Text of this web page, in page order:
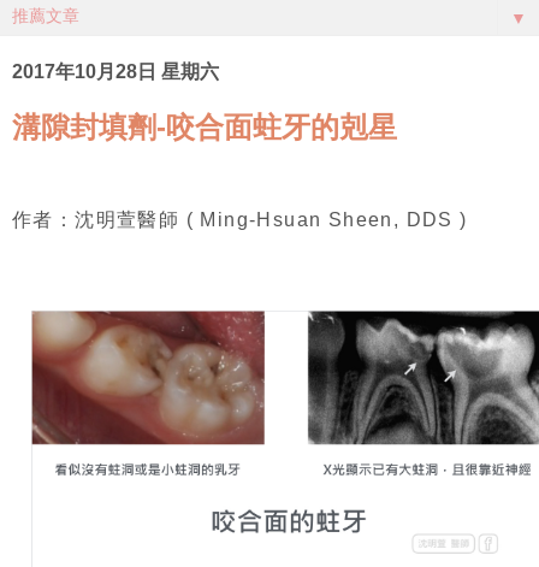
▼
2017年10月28日 星期六
溝隙封填劑-咬合面蛀牙的剋星
作者：沈明萱醫師 ( Ming-Hsuan Sheen, DDS )